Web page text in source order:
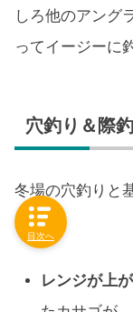
しろ他のアング
ってイージーに
穴釣り＆際
冬場の穴釣りと
なる。
レンジが上
目次へ